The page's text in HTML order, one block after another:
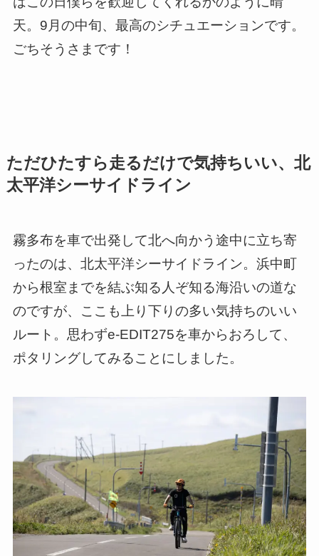
天。9月の中旬、最高のシチュエーションです。
ごちそうさまです！
ただひたすら走るだけで気持ちいい、北
太平洋シーサイドライン
霧多布を車で出発して北へ向かう途中に立ち寄
ったのは、北太平洋シーサイドライン。浜中町
から根室までを結ぶ知る人ぞ知る海沿いの道な
のですが、ここも上り下りの多い気持ちのいい
ルート。思わずe-EDIT275を車からおろして、
ポタリングしてみることにしました。